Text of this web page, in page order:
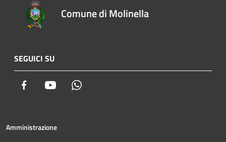
Comune di Molinella
SEGUICI SU
Facebook Youtube
Amministrazione